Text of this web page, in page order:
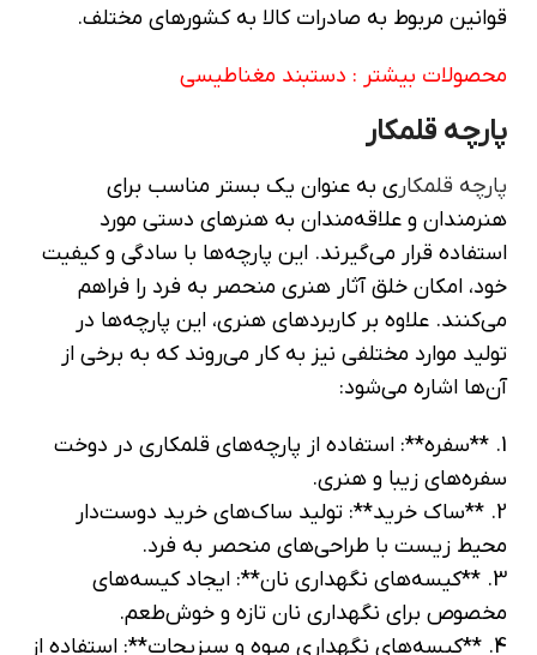
قوانین مربوط به صادرات کالا به کشورهای مختلف.
محصولات بیشتر : دستبند مغناطیسی
پارچه قلمکار
پارچه قلمکاری به عنوان یک بستر مناسب برای
هنرمندان و علاقه‌مندان به هنرهای دستی مورد
استفاده قرار می‌گیرند. این پارچه‌ها با سادگی و کیفیت
خود، امکان خلق آثار هنری منحصر به فرد را فراهم
می‌کنند. علاوه بر کاربردهای هنری، این پارچه‌ها در
تولید موارد مختلفی نیز به کار می‌روند که به برخی از
آن‌ها اشاره می‌شود:
1. **سفره**: استفاده از پارچه‌های قلمکاری در دوخت
سفره‌های زیبا و هنری.
2. **ساک خرید**: تولید ساک‌های خرید دوست‌دار
محیط زیست با طراحی‌های منحصر به فرد.
3. **کیسه‌های نگهداری نان**: ایجاد کیسه‌های
مخصوص برای نگهداری نان تازه و خوش‌طعم.
4. **کیسه‌های نگهداری میوه و سبزیجات**: استفاده از